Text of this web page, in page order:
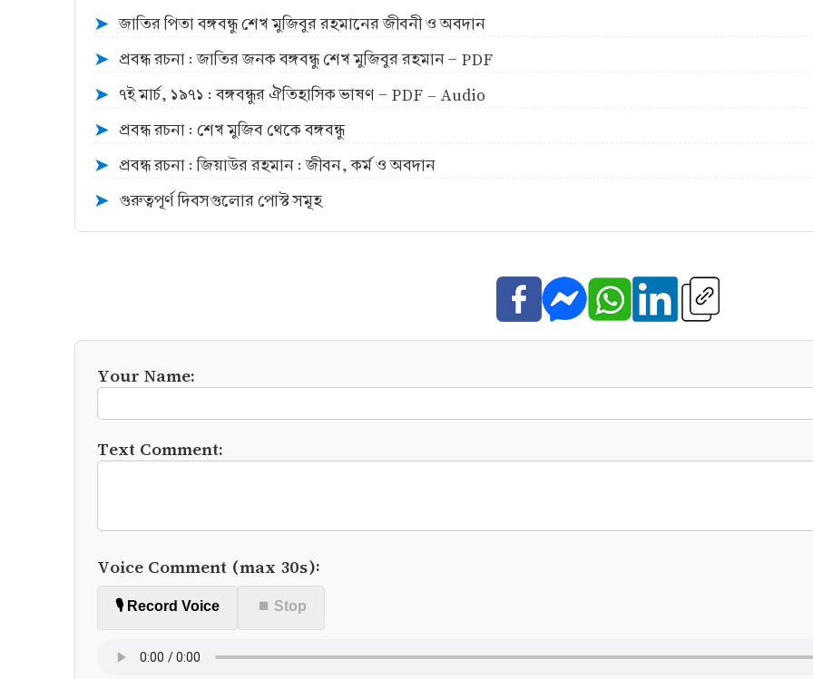
➤ জাতির পিতা বঙ্গবন্ধু শেখ মুজিবুর রহমানের জীবনী ও অবদান
➤ প্রবন্ধ রচনা : জাতির জনক বঙ্গবন্ধু শেখ মুজিবুর রহমান - PDF
➤ ৭ই মার্চ, ১৯৭১ : বঙ্গবন্ধুর ঐতিহাসিক ভাষণ - PDF - Audio
➤ প্রবন্ধ রচনা : শেখ মুজিব থেকে বঙ্গবন্ধু
➤ প্রবন্ধ রচনা : জিয়াউর রহমান : জীবন, কর্ম ও অবদান
➤ গুরুত্বপূর্ণ দিবসগুলোর পোস্ট সমূহ
Your Name:
Text Comment:
Voice Comment (max 30s):
🎙️ Record Voice ⏹ Stop